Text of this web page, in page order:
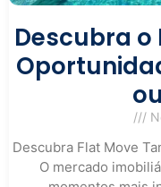
Descubra o
Descubra Flat Move
O mercado